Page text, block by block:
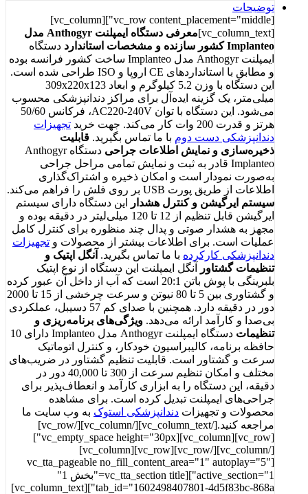
توضیحات
[vc_row content_placement="middle"][vc_column]
[vc_column_text]
معرفی دستگاه ایمپلنت Anthogyr مدل
Implanteo کشور سازنده و مشخصات استاندارد دستگاه
ایمپلنت Anthogyr مدل Implanteo ساخت کشور فرانسه بوده
و مطابق با استانداردهای CE اروپا و ISO طراحی شده است.
این دستگاه با وزن 5.2 کیلوگرم و ابعاد 309x220x123
میلی‌متر، یک گزینه ایده‌آل برای مراکز دندانپزشکی محسوب
می‌شود. این دستگاه با توان AC220-240V، فرکانس 50/60
هرتز و قدرت 200 وات کار می‌کند. جهت خرید
تجهیزات
دندانپزشکی دست دوم با ما تماس بگیرید. قابلیت
ذخیره‌سازی و نمایش اطلاعات جراحی
دستگاه Anthogyr
Implanteo قادر به ثبت و نمایش تمامی مراحل جراحی
به‌صورت نمودار است و امکان ذخیره و اشتراک‌گذاری
اطلاعات از طریق پورت USB بر روی فلش را فراهم می‌کند.
سیستم ایرگیشن و کنترل هشدار
این دستگاه دارای سیستم
ایرگیشن قابل تنظیم از 12 تا 120 میلی‌لیتر در دقیقه بوده و
مجهز به هشدار صوتی و پدال چند منظوره برای کنترل کامل
عملیات است. برای اطلاعات بیشتر از محصولات و تجهیزات
دندانپزشکی کارکرده با ما تماس بگیرید. آنگل اپتیک و
تنظیمات گشتاور
آنگل ایمپلنت این دستگاه از نوع اپتیک
بلبرینگی با پوش باتن 20:1 است که آب از داخل آن عبور کرده
و گشتاوری بین 5 تا 80 نیوتن و سرعت چرخشی از 15 تا 2000
دور در دقیقه دارد. همچنین با صدای کم 57 دسیبل، عملکردی
بی‌صدا و کارآمد ارائه می‌دهد. ویژگی‌های برنامه‌ریزی و
تنظیمات
دستگاه ایمپلنت Anthogyr مدل Implanteo دارای 10
حافظه برنامه، کالیبراسیون خودکار، و کنترل اتوماتیک
سرعت و گشتاور است. قابلیت تنظیم گشتاور در ضریب‌های
مختلف و امکان تنظیم سرعت از 300 تا 40,000 دور در
دقیقه، این دستگاه را به ابزاری کارآمد و انعطاف‌پذیر برای
جراحی‌های ایمپلنت تبدیل کرده است. برای مشاهده
محصولات و تجهیزات دندانپزشکی استوک به وب سایت ما
مراجعه کنید.[/vc_column_text][/vc_column][/vc_row]
[vc_row][vc_column][vc_empty_space height="30px"]
[/vc_column][/vc_row][vc_row][vc_column]
[vc_tta_pageable no_fill_content_area="1" autoplay="5"
active_section="1"][vc_tta_section title="بخش 1"
tab_id="1602498407801-4d5f83bc-868a"][vc_column_text]